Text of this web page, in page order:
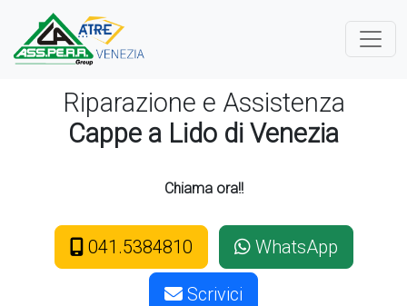
Riparazione e Assistenza
Cappe a Lido di Venezia
Chiama ora!!
041.5384810 WhatsApp
Scrivici